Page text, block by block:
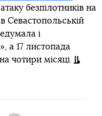
безпілотників на
Севастопольській
і
а 17 листопада
чотири місяці.